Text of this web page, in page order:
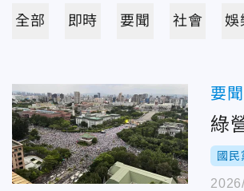
全部 即時 要聞 社會 娛
要聞
綠
國民